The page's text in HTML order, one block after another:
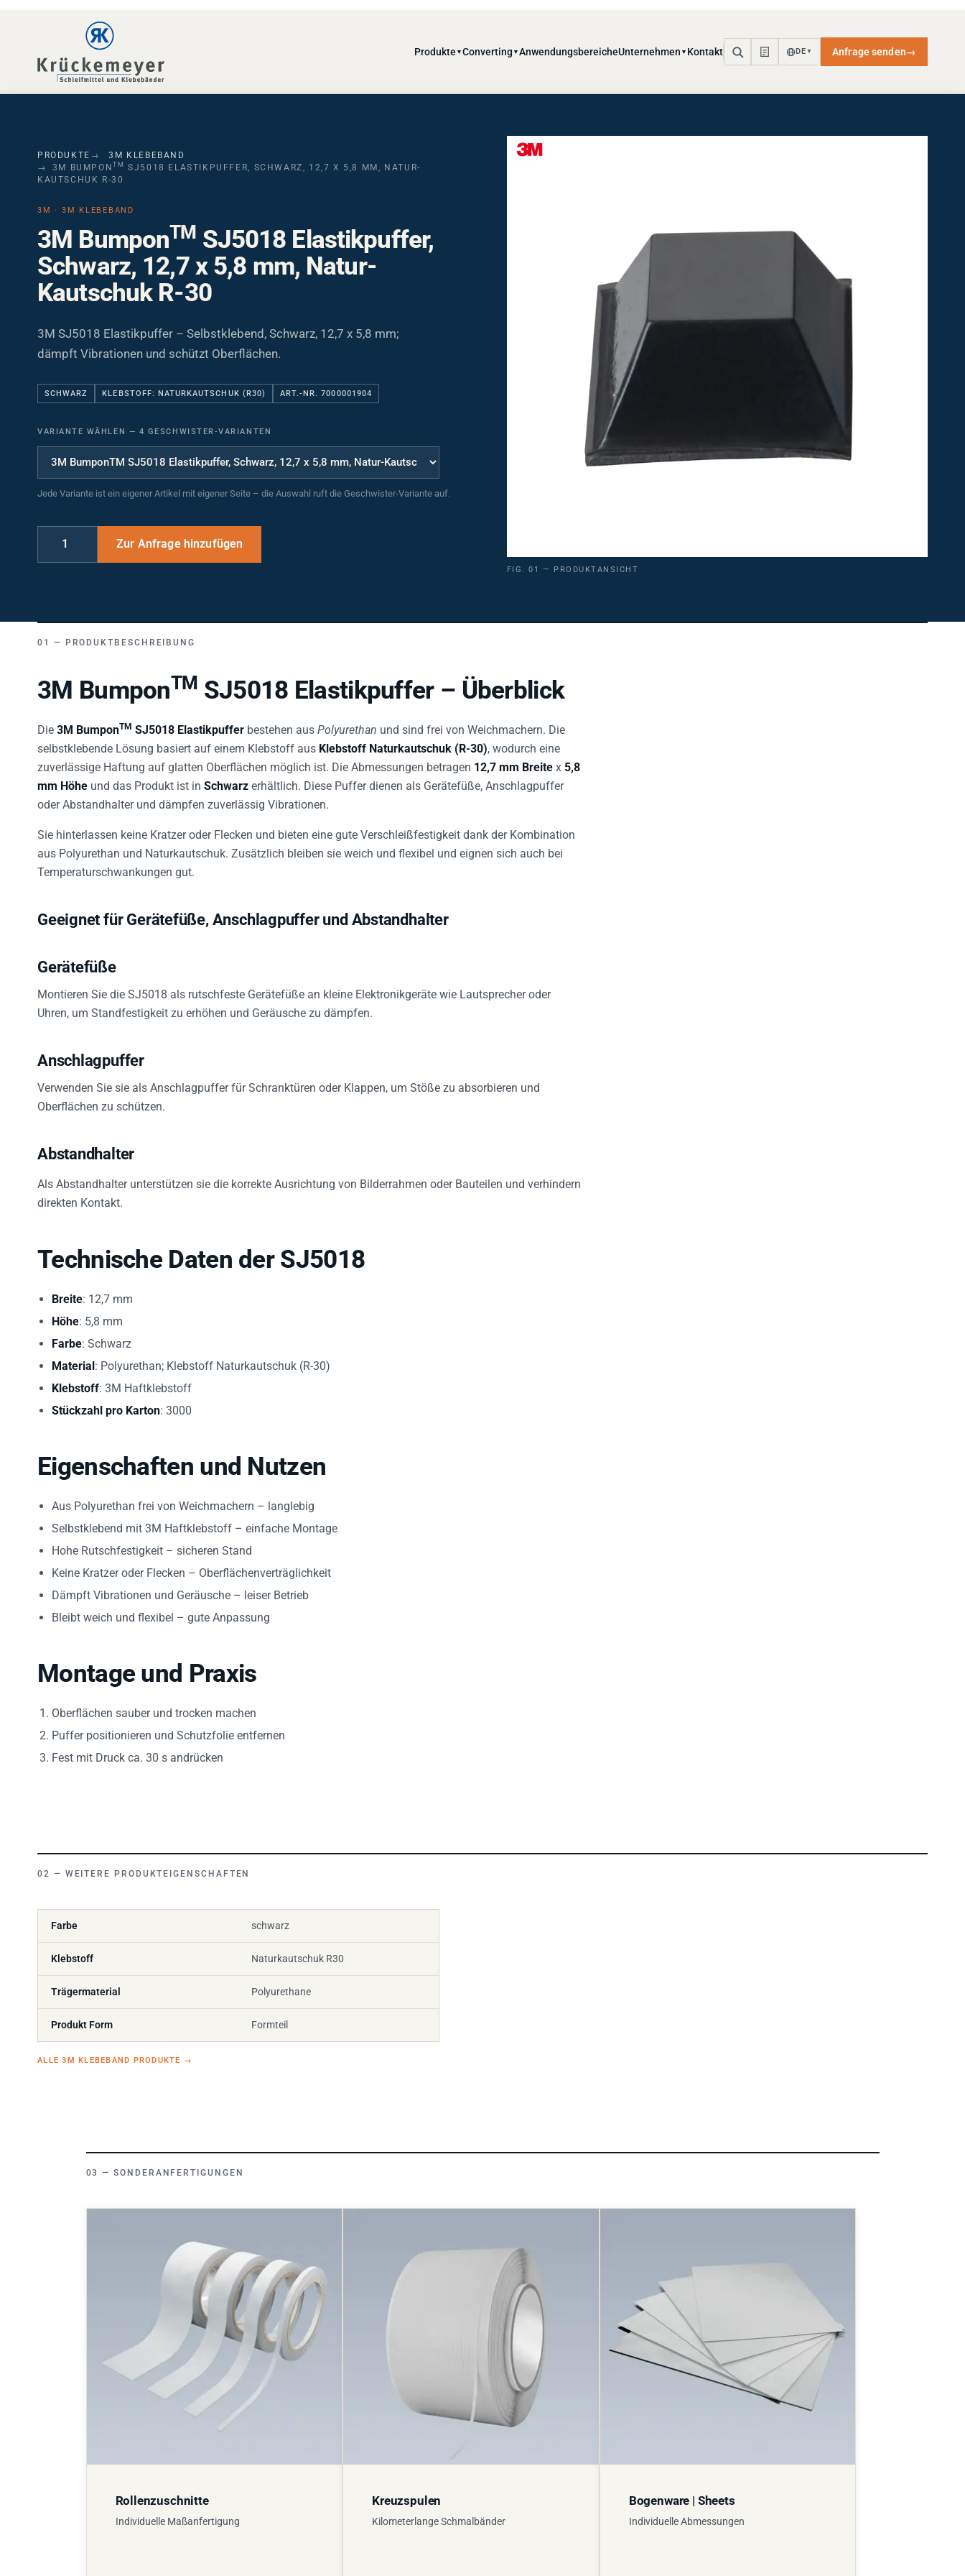
Kontakt DE
3M BUMPON TM
SJ5018 ELASTIKPUFFER, SCHWARZ, 12,7 X 5,8 MM, NATUR-
KAUTSCHUK R-30
3M BumponTM SJ5018 Elastikpuffer,
Schwarz, 12,7 x 5,8 mm, Natur-
Kautschuk R-30
3M SJ5018 Elastikpuffer – Selbstklebend, Schwarz, 12,7 x 5,8 mm;
dämpft Vibrationen und schützt Oberflächen.
SCHWARZ KLEBSTOFF: NATURKAUTSCHUK (R30) ART.-NR. 7000001904
VARIANTE WÄHLEN
Jede Variante ist ein eigener Artikel mit eigener Seite – die Auswahl ruft die Geschwister-Variante auf.
PRODUKTBESCHREIBUNG
3M BumponTM SJ5018 Elastikpuffer – Überblick
Die 3M BumponTM SJ5018 Elastikpuffer bestehen aus Polyurethan und sind frei von Weichmachern. Die
selbstklebende Lösung basiert auf einem Klebstoff aus Klebstoff Naturkautschuk (R-30) , wodurch eine
zuverlässige Haftung auf glatten Oberflächen möglich ist. Die Abmessungen betragen 12,7 mm Breite x 5,8
mm Höhe und das Produkt ist in Schwarz erhältlich. Diese Puffer dienen als Gerätefüße, Anschlagpuffer
oder Abstandhalter und dämpfen zuverlässig Vibrationen.
Sie hinterlassen keine Kratzer oder Flecken und bieten eine gute Verschleißfestigkeit dank der Kombination
aus Polyurethan und Naturkautschuk. Zusätzlich bleiben sie weich und flexibel und eignen sich auch bei
Temperaturschwankungen gut.
Geeignet für Gerätefüße, Anschlagpuffer und Abstandhalter
Gerätefüße
Montieren Sie die SJ5018 als rutschfeste Gerätefüße an kleine Elektronikgeräte wie Lautsprecher oder
Uhren, um Standfestigkeit zu erhöhen und Geräusche zu dämpfen.
Anschlagpuffer
Verwenden Sie sie als Anschlagpuffer für Schranktüren oder Klappen, um Stöße zu absorbieren und
Oberflächen zu schützen.
Abstandhalter
Als Abstandhalter unterstützen sie die korrekte Ausrichtung von Bilderrahmen oder Bauteilen und verhindern
direkten Kontakt.
Technische Daten der SJ5018
Breite: 12,7 mm
Höhe: 5,8 mm
Farbe: Schwarz
Material: Polyurethan; Klebstoff Naturkautschuk (R-30)
Klebstoff: 3M Haftklebstoff
Stückzahl pro Karton: 3000
Eigenschaften und Nutzen
Aus Polyurethan frei von Weichmachern – langlebig
Selbstklebend mit 3M Haftklebstoff – einfache Montage
Hohe Rutschfestigkeit – sicheren Stand
Keine Kratzer oder Flecken – Oberflächenverträglichkeit
Dämpft Vibrationen und Geräusche – leiser Betrieb
Bleibt weich und flexibel – gute Anpassung
Montage und Praxis
Oberflächen sauber und trocken machen
Puffer positionieren und Schutzfolie entfernen
Fest mit Druck ca. 30 s andrücken
WEITERE PRODUKTEIGENSCHAFTEN
Farbe schwarz
Klebstoff Naturkautschuk R30
Trägermaterial Polyurethane
Produkt Form Formteil
SONDERANFERTIGUNGEN
Rollenzuschnitte
Individuelle Maßanfertigung
Kreuzspulen
Kilometerlange Schmalbänder
Bogenware | Sheets
Individuelle Abmessungen